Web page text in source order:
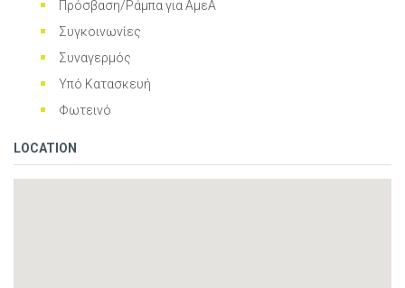
Πρόσβαση/Ράμπα για ΑμεΑ
Συγκοινωνίες
Συναγερμός
Υπό Κατασκευή
Φωτεινό
LOCATION